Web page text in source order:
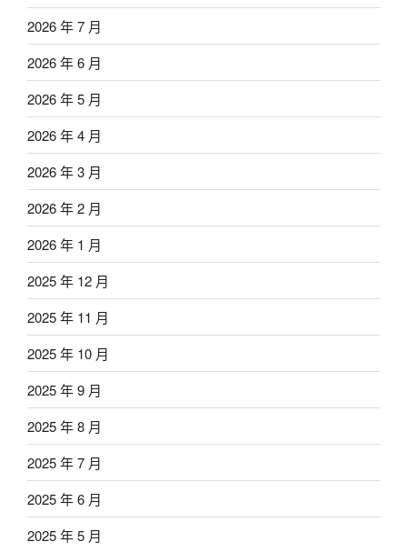
2026 年 7 月
2026 年 6 月
2026 年 5 月
2026 年 4 月
2026 年 3 月
2026 年 2 月
2026 年 1 月
2025 年 12 月
2025 年 11 月
2025 年 10 月
2025 年 9 月
2025 年 8 月
2025 年 7 月
2025 年 6 月
2025 年 5 月